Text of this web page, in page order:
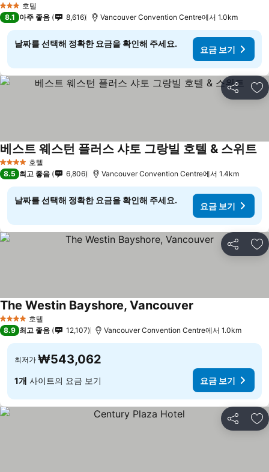
3 성급 호텔
8.1 아주 좋음 8,616 Vancouver Convention Centre에서 1.0km
날짜를 선택해 정확한 요금을 확인해 주세요.
요금 보기
공유 즐
4 성급 호텔
베스트 웨스턴 플러스 샤토 그랑빌 호텔 & 스위트
8.5 최고 좋음 6,806 Vancouver Convention Centre에서 1.4km
날짜를 선택해 정확한 요금을 확인해 주세요.
요금 보기
공유 즐
4 성급 호텔
The Westin Bayshore, Vancouver
8.9 최고 좋음 12,107 Vancouver Convention Centre에서 1.0km
최저가 ₩543,062
1개 사이트의 요금 보기 요금 보기
공유 즐